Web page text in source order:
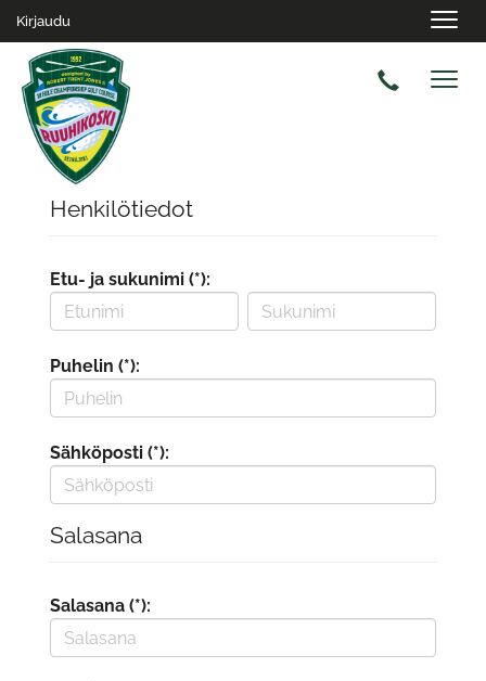
Kirjaudu
Henkilötiedot
Etu- ja sukunimi (*):
Puhelin (*):
Sähköposti (*):
Salasana
Salasana (*):